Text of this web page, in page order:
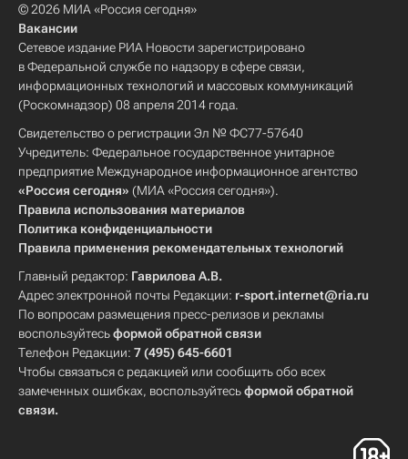
© 2026 МИА «Россия сегодня»
Вакансии
Сетевое издание РИА Новости зарегистрировано
в Федеральной службе по надзору в сфере связи,
информационных технологий и массовых коммуникаций
(Роскомнадзор) 08 апреля 2014 года.
Свидетельство о регистрации Эл № ФС77-57640
Учредитель: Федеральное государственное унитарное
предприятие Международное информационное агентство
«Россия сегодня» (МИА «Россия сегодня»).
Правила использования материалов
Политика конфиденциальности
Правила применения рекомендательных технологий
Главный редактор: Гаврилова А.В.
Адрес электронной почты Редакции: r-sport.internet@ria.ru
По вопросам размещения пресс-релизов и рекламы
воспользуйтесьформой обратной связи
Телефон Редакции: 7 (495) 645-6601
Чтобы связаться с редакцией или сообщить обо всех
замеченных ошибках, воспользуйтесьформой обратной
связи.